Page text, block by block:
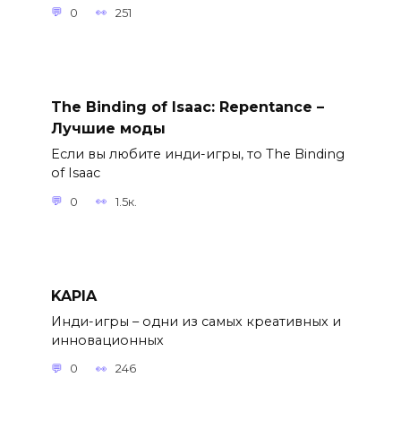
0 251
The Binding of Isaac: Repentance –
Лучшие моды
Если вы любите инди-игры, то The Binding
of Isaac
0 1.5к.
KAPIA
Инди-игры – одни из самых креативных и
инновационных
0 246